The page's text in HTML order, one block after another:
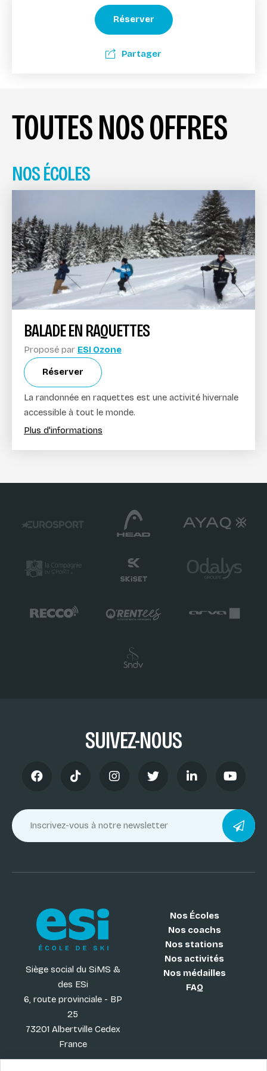
Réserver
Partager
TOUTES NOS OFFRES
NOS ÉCOLES
BALADE EN RAQUETTES
Proposé par ESI Ozone
Réserver
La randonnée en raquettes est une activité hivernale
accessible à tout le monde.
Plus d'informations
SUIVEZ-NOUS
Siège social du SiMS &
des ESi
6, route provinciale - BP
25
73201 Albertville Cedex
France
Nos Écoles
Nos coachs
Nos stations
Nos activités
Nos médailles
FAQ